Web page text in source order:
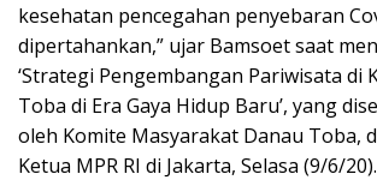
kesehatan pencegahan penyebaran
dipertahankan,” ujar Bamsoet saat
‘Strategi Pengembangan Pariwisata di
Toba di Era Gaya Hidup Baru’, yang
oleh Komite Masyarakat Danau Toba,
Ketua MPR RI di Jakarta, Selasa (9/6/20).